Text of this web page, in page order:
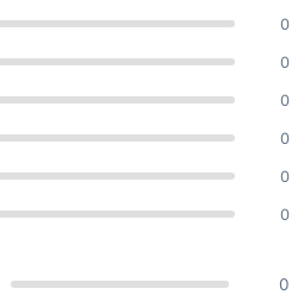
0
0
0
0
0
0
0